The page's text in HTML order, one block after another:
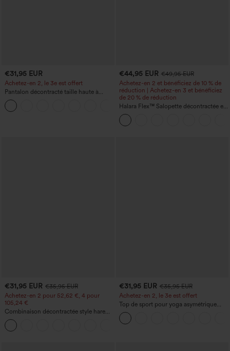
€31,95 EUR
Achetez-en 2, le 3e est offert
Pantalon décontracté taille haute à
cordon, coupe large en mélange de lin,
avec poches
+5
€44,95 EUR €49,95 EUR
Achetez-en 2 et bénéficiez de 10 % de
réduction | Achetez-en 3 et bénéficiez
de 20 % de réduction
Halara Flex™ Salopette décontractée en
denim lavé à encolure en V avec poche
€31,95 EUR €35,95 EUR
Achetez-en 2 pour 52,62 €, 4 pour
105,24 €
Combinaison décontractée style harem,
encolure en U et poche - Édition Easy
Peezy
€31,95 EUR €35,95 EUR
Achetez-en 2, le 3e est offert
Top de sport pour yoga asymétrique
(une épaule) à manches longues avec
ouverture pour le pouce, ourlet arrondi
haut-bas, séchage rapide, soutien-gorge